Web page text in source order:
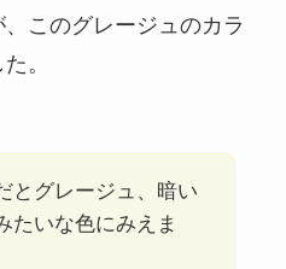
このグレージュのカラ
。
とグレージュ、暗い
たいな色にみえま